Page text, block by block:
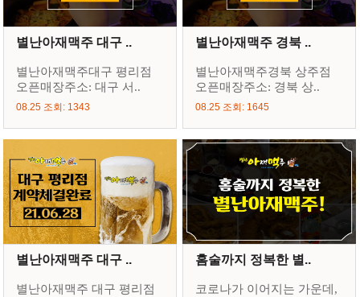
별난아재맥주 대구 ..
별난아재맥주대구 평리점
오픈매장주소: 대구 서..
08.25 조회: 1343
별난아재맥주 경북 ..
별난아재맥주경북 상주점
오픈매장주소: 경북 상..
08.25 조회: 1645
별난아재맥주 대구 ..
별난아재맥주 대구 평리점
홈술까지 정복한 별..
코로나가 이어지는 가운데,